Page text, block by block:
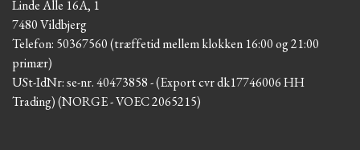
Linde Alle 16A, 1
7480 Vildbjerg
Telefon: 50367560 (træffetid mellem klokken 16:00 og 21:00
primær)
USt-IdNr: se-nr. 40473858 - (Export cvr dk17746006 HH
Trading) (NORGE - VOEC 2065215)